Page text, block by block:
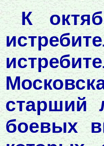
К
старший
боевых